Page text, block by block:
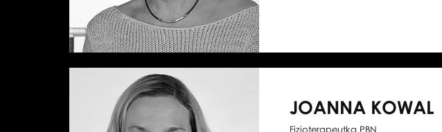
JOANNA KOWAL
Fizjoterapeutka PBN